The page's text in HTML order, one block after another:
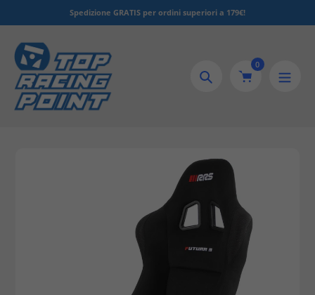
al
Spedizione GRATIS per ordini superiori a 179€!
Ricerca
0